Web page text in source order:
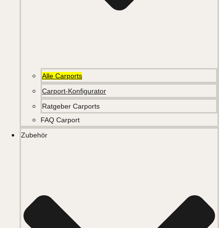
Alle Carports
Carport-Konfigurator
Ratgeber Carports
FAQ Carport
Zubehör